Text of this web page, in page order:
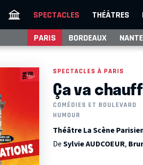
SPECTACLES THÉÂTRES
PARIS BORDEAUX
SPECTACLES À PARIS
Ça va
COMÉDIES ET BOULEVARD
HUMOUR
Théâtre La Scène
DeSylvie AUDCOEUR,